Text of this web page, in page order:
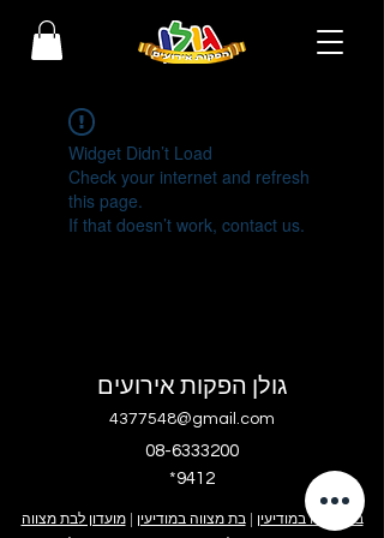
Widget Didn’t Load
Check your internet and refresh
this page.
If that doesn’t work, contact us.
גולן הפקות אירועים
4377548@gmail.com
08-6333200
בר מצווה במודיעין |בת מצווה במודיעין |מועדון לבת מצווה
*9412